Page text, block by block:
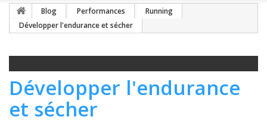
Blog Performances
Running
Développer l'endurance et sécher
Développer l'endurance
et sécher